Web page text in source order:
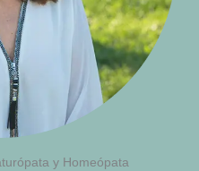
y Homeópata